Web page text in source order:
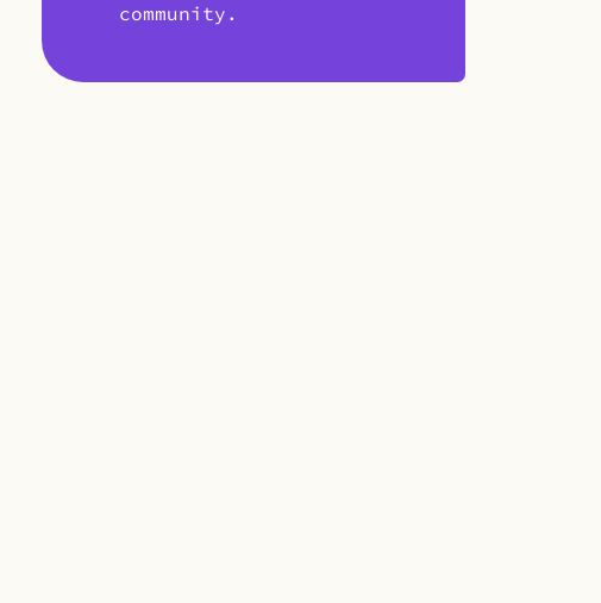
community.